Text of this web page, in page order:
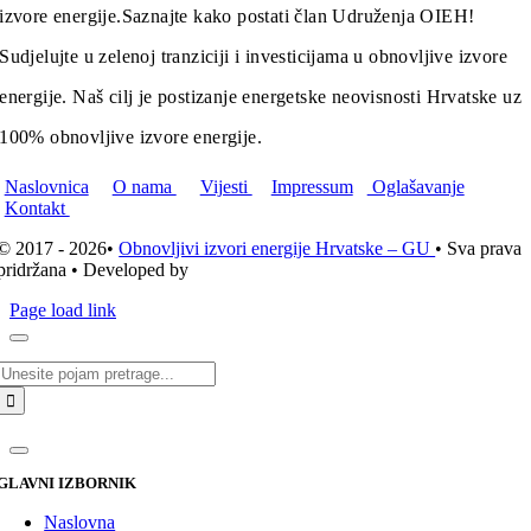
izvore energije.Saznajte kako postati član Udruženja OIEH!
Sudjelujte u zelenoj tranziciji i investicijama u obnovljive izvore
energije. Naš cilj je postizanje energetske neovisnosti Hrvatske uz
100% obnovljive izvore energije.
Naslovnica O nama Vijesti Impressum
Oglašavanje
Kontakt
2017 - 2026•Obnovljivi izvori energije Hrvatske – GU • Sva prava
• Developed by
Page load link
IZBORNIK
Naslovna